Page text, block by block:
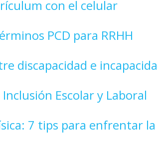
con el celular
PCD para RRHH
discapacidad e
Escolar y Laboral
7 tips para enfrentar